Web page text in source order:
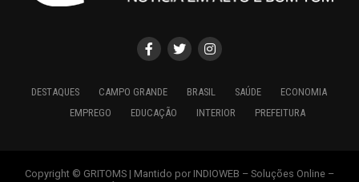
DESTAQUES CAMPO GRANDE BRASIL SAÚDE
ECONOMIA
EMPREGO
EDUCAÇÃO INTERIOR PREFEITURA
Copyright © GRITOMS | Mantido por INDIOWEB – Soluções Online –